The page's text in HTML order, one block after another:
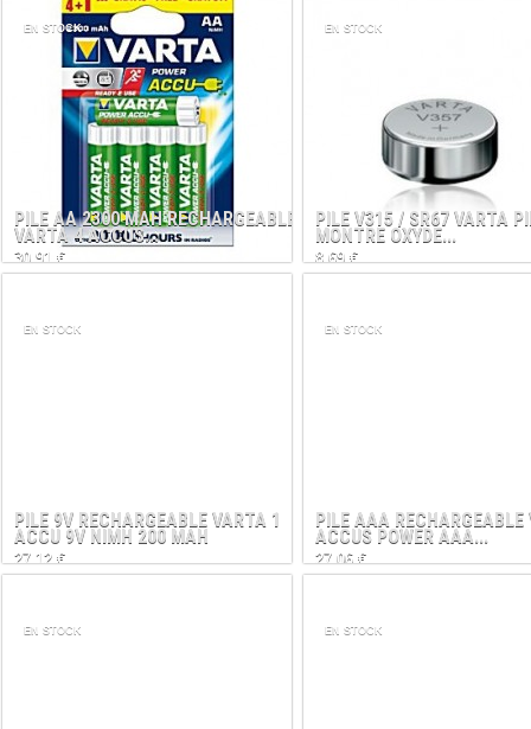
PILE AA 2300 MAH RECHARGEABLE
VARTA 4 ACCUS...
30,91 €
EN STOCK
PILE V315 / SR67 VARTA
MONTRE OXYDE...
8,69 €
EN STOCK
PILE 9V RECHARGEABLE VARTA 1
ACCU 9V NIMH 200 MAH
27,12 €
EN STOCK
PILE AAA RECHARGEABLE
ACCUS POWER AAA...
27,06 €
EN STOCK
EN STOCK EN STOCK